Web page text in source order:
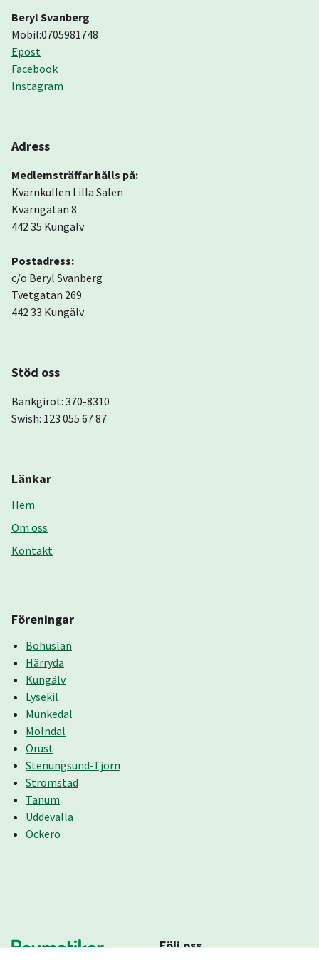
Beryl Svanberg
Mobil:0705981748
Epost
Facebook
Instagram
Adress
Medlemsträffar hålls på:
Kvarnkullen Lilla Salen
Kvarngatan 8
442 35 Kungälv
Postadress:
c/o Beryl Svanberg
Tvetgatan 269
442 33 Kungälv
Stöd oss
Bankgirot: 370-8310
Swish: 123 055 67 87
Länkar
Hem
Om oss
Kontakt
Föreningar
Bohuslän
Härryda
Kungälv
Lysekil
Munkedal
Mölndal
Orust
Stenungsund-Tjörn
Strömstad
Tanum
Uddevalla
Öckerö
Följ oss